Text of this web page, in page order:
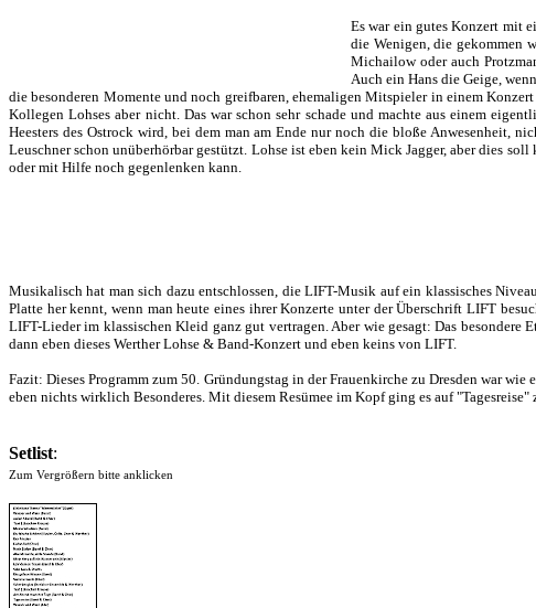
Es war ein gutes Konzert mit
die Wenigen, die gekommen
Michailow oder auch
Auch ein Hans die Geige,
die besonderen Momente und noch greifbaren, ehemaligen Mitspieler in einem
Kollegen Lohses aber nicht. Das war schon sehr schade und machte aus einem
Heesters des Ostrock wird, bei dem man am Ende nur noch die bloße Anwesenheit,
Leuschner schon unüberhörbar gestützt. Lohse ist eben kein Mick Jagger, aber dies
oder mit Hilfe noch gegenlenken kann.
Musikalisch hat man sich dazu entschlossen, die LIFT-Musik auf ein klassisches
Platte her kennt, wenn man heute eines ihrer Konzerte unter der Überschrift LIFT
LIFT-Lieder im klassischen Kleid ganz gut vertragen. Aber wie gesagt: Das besondere
dann eben dieses Werther Lohse & Band-Konzert und eben keins von LIFT.
Fazit: Dieses Programm zum 50. Gründungstag in der Frauenkirche zu Dresden war
eben nichts wirklich Besonderes. Mit diesem Resümee im Kopf ging es auf
Setlist:
Zum Vergrößern bitte anklicken